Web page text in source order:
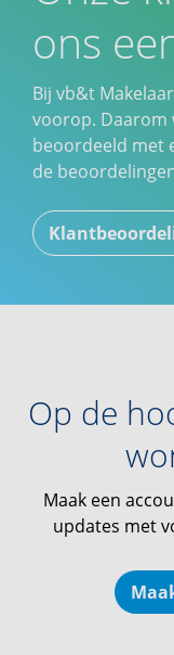
ons
Bij vb&t
voorop. Daarom
beoordeeld met
de
Op de
Maak een
updates met